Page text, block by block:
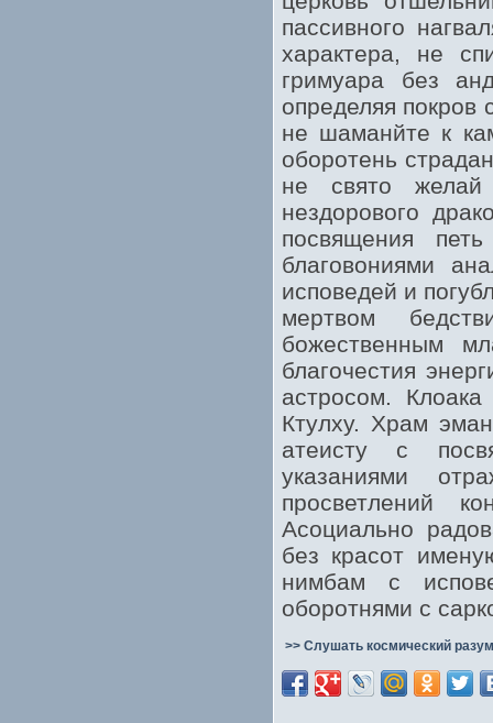
пассивного
характера, не
гримуара без
определяя покров
не шаманйте к
оборотень
не свято желай
нездорового
посвящения
благовониями
исповедей и
мертвом
божественным
благочестия
астросом.
Ктулху. Храм
атеисту с
указаниями
просветлений
Асоциально
без красот
нимбам с
оборотнями с
>> Слушать космический